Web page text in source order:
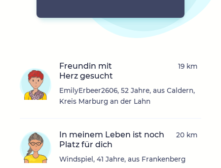
Freundin mit
Herz gesucht
EmilyErbeer2606, 52 Jahre, aus Caldern,
Kreis Marburg an der Lahn
19 km
In meinem Leben ist noch
Platz für dich
Windspiel, 41 Jahre, aus Frankenberg
20 km